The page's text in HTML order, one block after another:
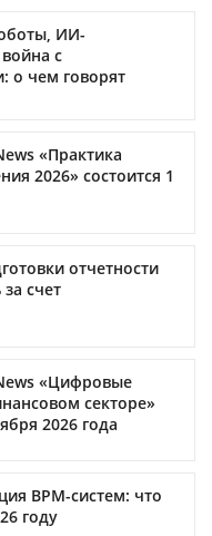
ИИ-
с
о чем говорят
«Практика
2026» состоится 1
отчетности
счет
«Цифровые
секторе»
2026 года
BPM-систем: что
году